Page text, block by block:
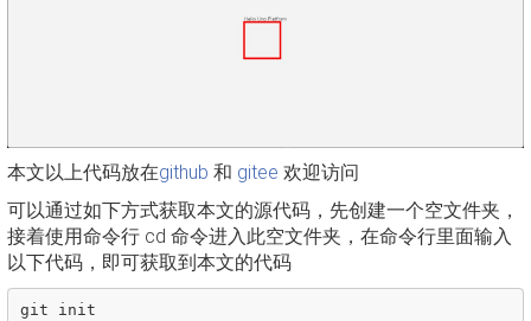
本文以上代码放在github 和 gitee 欢迎访问
可以通过如下方式获取本文的源代码，先创建一个空文件夹，
接着使用命令行 cd 命令进入此空文件夹，在命令行里面输入
以下代码，即可获取到本文的代码
git init